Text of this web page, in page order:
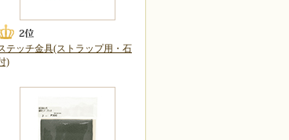
テッチ金具(ストラップ用・石
)